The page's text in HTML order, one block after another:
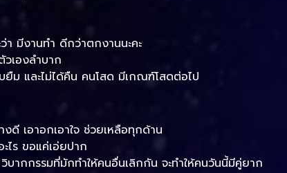
า มีงานทำ ดีกว่าตกงานนะคะ
เองลำบาก
ม และไม่ได้คืน คนโสด มีเกณฑ์โสดต่อไป
ดี เอาอกเอาใจ ช่วยเหลือทุกด้าน
ไร ขอแค่เอ่ยปาก
ากกรรมที่มักทำให้คนอื่นเลิกกัน จะทำให้คนวันนี้มีคู่ยาก